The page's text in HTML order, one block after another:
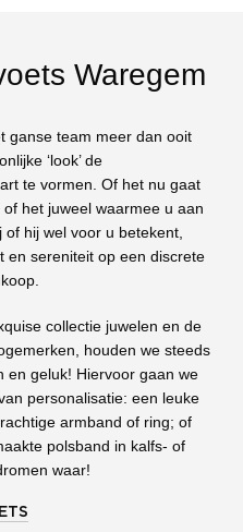
Waregem
ganse team meer dan ooit
‘look’ de
te vormen. Of het nu gaat
het juweel waarmee u aan
hij wel voor u betekent,
en sereniteit op een discrete
collectie juwelen en de
houden we steeds
en geluk! Hiervoor gaan we
personalisatie: een leuke
armband of ring; of
polsband in kalfs- of
waar!